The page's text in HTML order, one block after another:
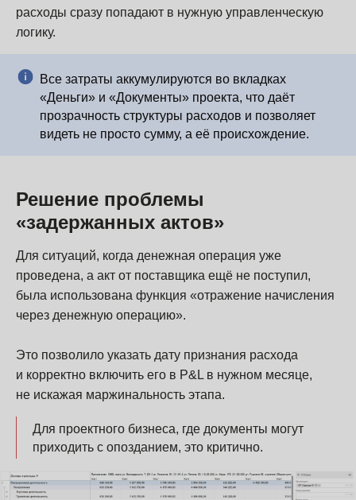
расходы сразу попадают в нужную управленческую
логику.
Все затраты аккумулируются во вкладках
«Деньги» и «Документы» проекта, что даёт
прозрачность структуры расходов и позволяет
видеть не просто сумму, а её происхождение.
Решение проблемы
«задержанных актов»
Для ситуаций, когда денежная операция уже
проведена, а акт от поставщика ещё не поступил,
была использована функция «отражение начисления
через денежную операцию».
Это позволило указать дату признания расхода
и корректно включить его в P&L в нужном месяце,
не искажая маржинальность этапа.
Для проектного бизнеса, где документы могут
приходить с опозданием, это критично.